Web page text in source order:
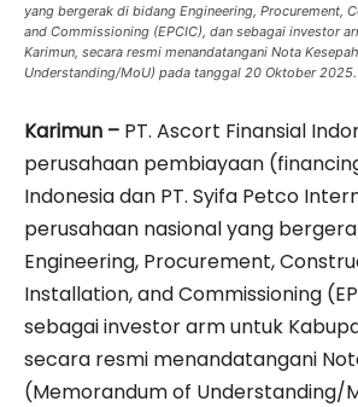
yang bergerak di bidang Engineering, Procurement,
and Commissioning (EPCIC), dan sebagai investor
Karimun, secara resmi menandatangani Nota
Understanding/MoU) pada tanggal 20 Oktober 2025.
Karimun – PT. Ascort Finansial
perusahaan pembiayaan
Indonesia dan PT. Syifa Petco
perusahaan nasional yang
Engineering, Procurement,
Installation, and Commissioning
sebagai investor arm untuk
secara resmi menandatangani
(Memorandum of Understanding/